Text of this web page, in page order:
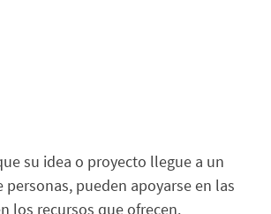
su idea o proyecto llegue a un
pueden apoyarse en las
los recursos que ofrecen.